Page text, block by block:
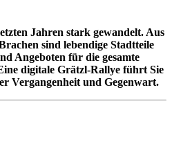
Jahren stark gewandelt. Aus
sind lebendige Stadtteile
Angeboten für die gesamte
digitale Grätzl-Rallye führt Sie
Vergangenheit und Gegenwart.